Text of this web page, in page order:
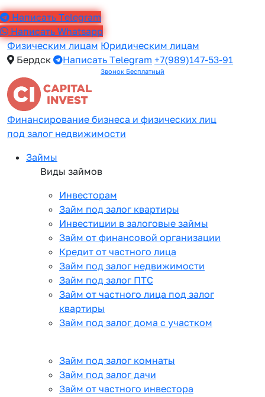
Написать Telegram
Написать Whatsapp
Физическим лицам Юридическим лицам
Бердск
Написать Telegram +7(989)147-53-91
Звонок Бесплатный
Финансирование бизнеса и физических лиц
под залог недвижимости
Займы
Виды займов
Инвесторам
Займ под залог квартиры
Инвестиции в залоговые займы
Займ от финансовой организации
Кредит от частного лица
Займ под залог недвижимости
Займ под залог ПТС
Займ от частного лица под залог
квартиры
Займ под залог дома с участком
Займ под залог комнаты
Займ под залог дачи
Займ от частного инвестора